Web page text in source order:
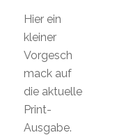
Hier ein
kleiner
Vorgesch
mack auf
die aktuelle
Print-
Ausgabe.